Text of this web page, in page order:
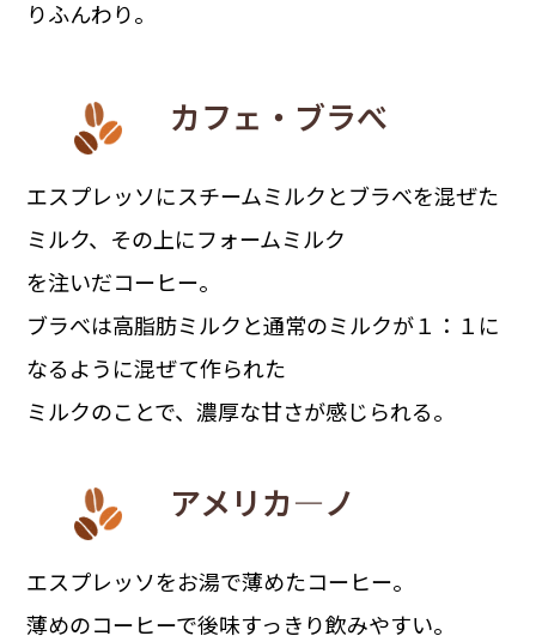
りふんわり。
カフェ・ブラべ
エスプレッソにスチームミルクとブラべを混ぜた
ミルク、その上にフォームミルク
を注いだコーヒー。
ブラべは高脂肪ミルクと通常のミルクが１：１に
なるように混ぜて作られた
ミルクのことで、濃厚な甘さが感じられる。
アメリカ―ノ
エスプレッソをお湯で薄めたコーヒー。
薄めのコーヒーで後味すっきり飲みやすい。